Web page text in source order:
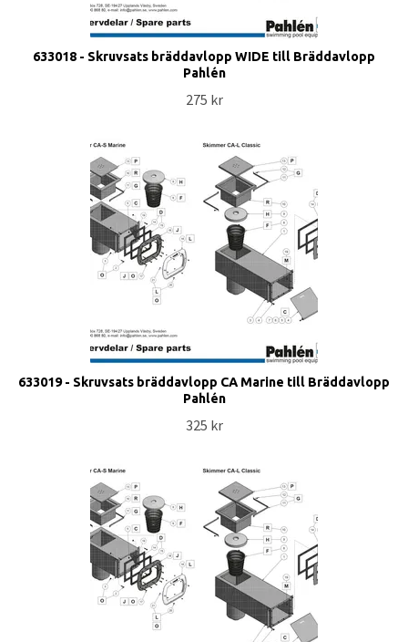
633018 - Skruvsats bräddavlopp WIDE till Bräddavlopp
Pahlén
275 kr
633019 - Skruvsats bräddavlopp CA Marine till Bräddavlopp
Pahlén
325 kr